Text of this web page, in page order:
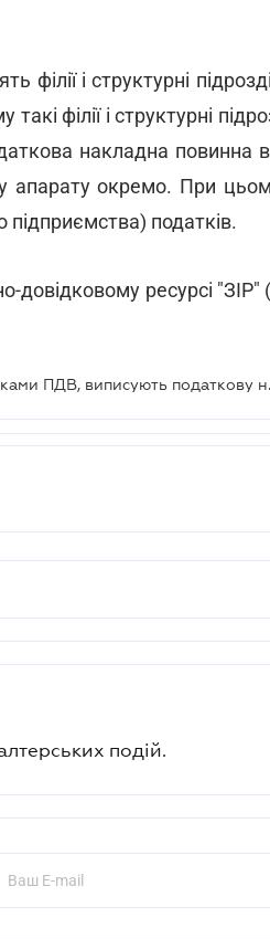
і структурні
філії і структурні
накладна повинна
окремо. При
підприємства) податків.
довідковому ресурсі "ЗІР"
Філії, не
подій.